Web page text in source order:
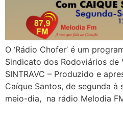
O ‘Rádio Chofer’ é um
Sindicato dos Rodoviários de
SINTRAVC – Produzido e
Caíque Santos, de segunda à
meio-dia, na rádio Melodia